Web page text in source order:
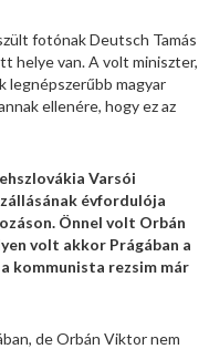
fotónak Deutsch Tamás
helye van. A volt miniszter,
legnépszerűbb magyar
ellenére, hogy ez az
Varsói
évfordulója
Önnel volt Orbán
volt akkor Prágában a
kommunista rezsim már
de Orbán Viktor nem